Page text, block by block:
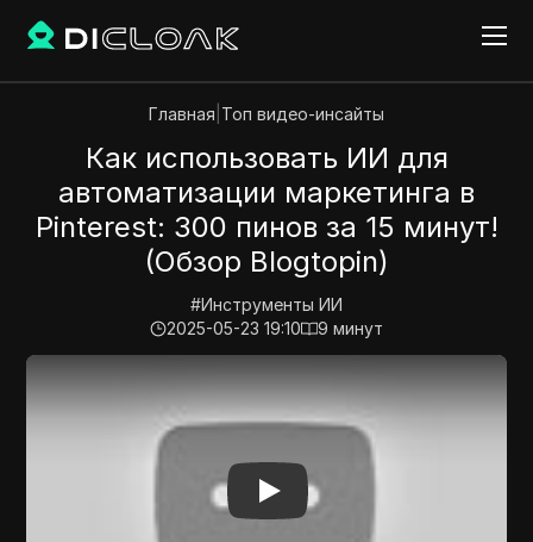
Главная Топ видео-инсайты
Как использовать ИИ для
автоматизации маркетинга в
Pinterest: 300 пинов за 15 минут!
(Обзор Blogtopin)
#Инструменты ИИ
2025-05-23 19:10
9 минут
Play Video:Как использовать ИИ для